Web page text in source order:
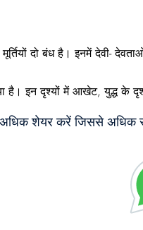
दो बंध है। इनमें देवी-
है। इन दृश्यों में आखेट, युद्ध के
शेयर करें जिससे अधिक